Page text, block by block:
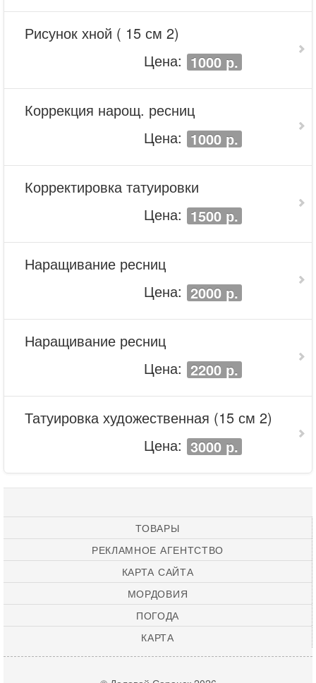
Рисунок хной ( 15 см 2)
Цена: 1000 р.
Коррекция нарощ. ресниц
Цена: 1000 р.
Корректировка татуировки
Цена: 1500 р.
Наращивание ресниц
Цена: 2000 р.
Наращивание ресниц
Цена: 2200 р.
Татуировка художественная (15 см 2)
Цена: 3000 р.
ТОВАРЫ
РЕКЛАМНОЕ АГЕНТСТВО
КАРТА САЙТА
МОРДОВИЯ
ПОГОДА
КАРТА